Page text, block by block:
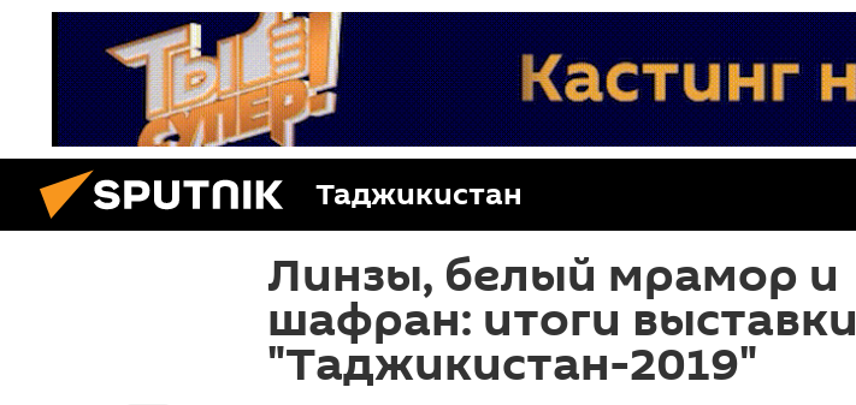
Таджикистан
Линзы, белый мрамор и
шафран: итоги выставки
"Таджикистан-2019"